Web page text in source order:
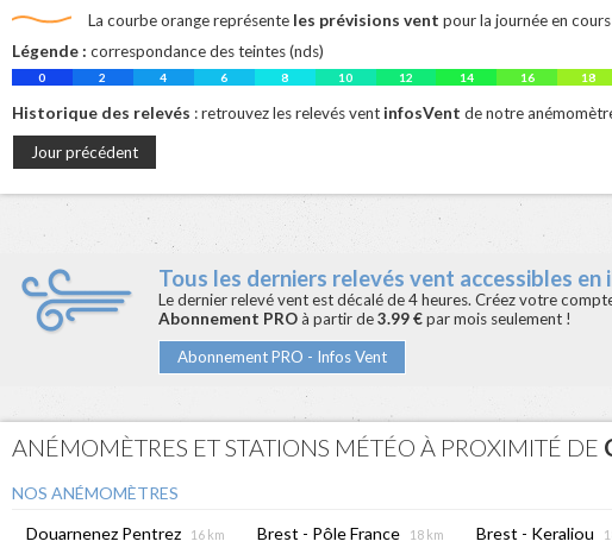
La courbe orange représente les prévisions vent pour la journée en cours
Légende : correspondance des teintes (nds)
0 2 4 6 8 10 12 14 16 18
Historique des relevés : retrouvez les relevés vent infosVent de notre
Jour précédent
Tous les derniers relevés vent accessibles en
Le dernier relevé vent est décalé de 4 heures. Créez votre
Abonnement PROà partir de3.99 €par mois seulement !
Abonnement PRO - Infos Vent
ANÉMOMÈTRES ET STATIONS MÉTÉO À PROXIMITÉ DE
NOS ANÉMOMÈTRES
Douarnenez Pentrez
16 km Brest - Pôle France 18 km Brest - Keraliou